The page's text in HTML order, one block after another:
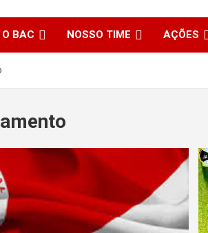
Colorada
O BAC NOSSO TIME AÇÕES